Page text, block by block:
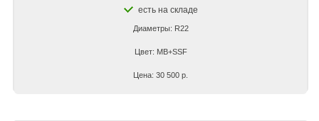
есть на складе
Диаметры: R22
Цвет: MB+SSF
Цена: 30 500 р.